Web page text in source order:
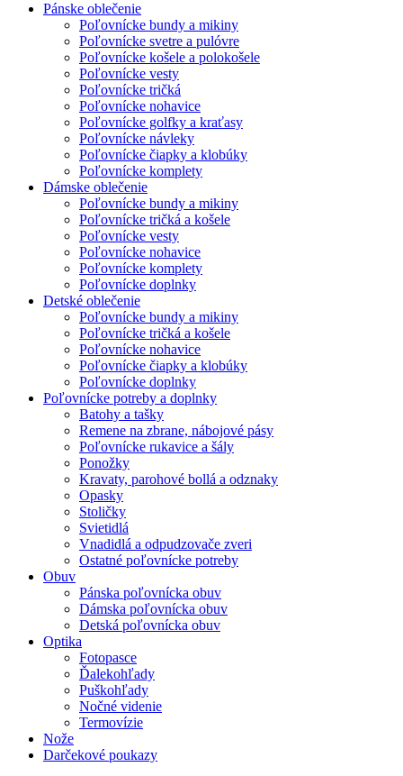
Pánske oblečenie
Poľovnícke bundy a mikiny
Poľovnícke svetre a pulóvre
Poľovnícke košele a polokošele
Poľovnícke vesty
Poľovnícke tričká
Poľovnícke nohavice
Poľovnícke golfky a kraťasy
Poľovnícke návleky
Poľovnícke čiapky a klobúky
Poľovnícke komplety
Dámske oblečenie
Poľovnícke bundy a mikiny
Poľovnícke tričká a košele
Poľovnícke vesty
Poľovnícke nohavice
Poľovnícke komplety
Poľovnícke doplnky
Detské oblečenie
Poľovnícke bundy a mikiny
Poľovnícke tričká a košele
Poľovnícke nohavice
Poľovnícke čiapky a klobúky
Poľovnícke doplnky
Poľovnícke potreby a doplnky
Batohy a tašky
Remene na zbrane, nábojové pásy
Poľovnícke rukavice a šály
Ponožky
Kravaty, parohové bollá a odznaky
Opasky
Stoličky
Svietidlá
Vnadidlá a odpudzovače zveri
Ostatné poľovnícke potreby
Obuv
Pánska poľovnícka obuv
Dámska poľovnícka obuv
Detská poľovnícka obuv
Optika
Fotopasce
Ďalekohľady
Puškohľady
Nočné videnie
Termovízie
Nože
Darčekové poukazy